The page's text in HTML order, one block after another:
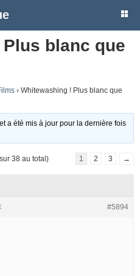
blanc que
› Whitewashing ! Plus blanc que
a été mis à jour pour la dernière fois
38 au total) 1 2 3 →
#5894